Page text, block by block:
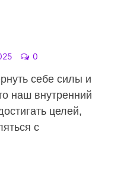
0
себе силы и
наш внутренний
целей,
с